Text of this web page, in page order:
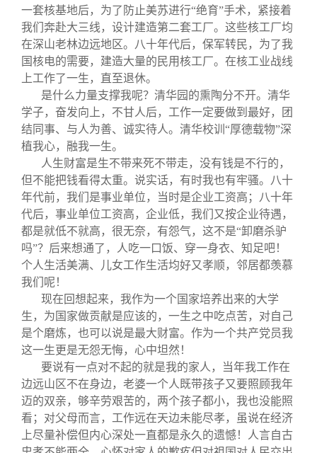
一套核基地后，为了防止美苏进行“绝育”手术，紧接着
我们奔赴大三线，设计建造第二套工厂。这些核工厂均
在深山老林边远地区。八十年代后，保军转民，为了我
国核电的需要，建造大量的民用核工厂。在核工业战线
上工作了一生，直至退休。
是什么力量支撑我呢？清华园的熏陶分不开。清华
学子，奋发向上，不甘人后，工作一定要做到最好，团
结同事、与人为善、诚实待人。清华校训“厚德载物”深
植我心，融我一生。
人生财富是生不带来死不带走，没有钱是不行的，
但不能把钱看得太重。说实话，有时我也有牢骚。八十
年代前，我们是事业单位，当时是企业工资高；八十年
代后，事业单位工资高，企业低，我们又按企业待遇，
都是就低不就高，很无奈，有怨气，这不是“卸磨杀驴
吗”？后来想通了，人吃一口饭、穿一身衣、知足吧！
个人生活美满、儿女工作生活均好又孝顺，邻居都羡慕
我们呢！
现在回想起来，我作为一个国家培养出来的大学
生，为国家做贡献是应该的，一生之中吃点苦，对自己
是个磨炼，也可以说是最大财富。作为一个共产党员我
这一生更是无怨无悔，心中坦然！
要说有一点对不起的就是我的家人，当年我工作在
边远山区不在身边，老婆一个人既带孩子又要照顾我年
迈的双亲，够辛劳艰苦的，两个孩子都小，我也没能照
看；对父母而言，工作远在天边未能尽孝，虽说在经济
上尽量补偿但内心深处一直都是永久的遗憾！人言自古